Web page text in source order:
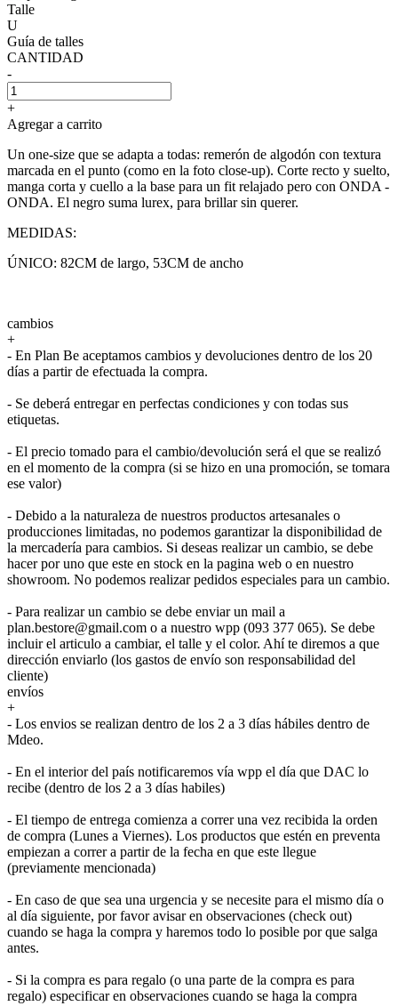
Talle
U
Guía de talles
CANTIDAD
-
+
Agregar a carrito
Un one-size que se adapta a todas: remerón de algodón con textura
marcada en el punto (como en la foto close-up). Corte recto y suelto,
manga corta y cuello a la base para un fit relajado pero con ONDA -
ONDA. El negro suma lurex, para brillar sin querer.
MEDIDAS:
ÚNICO: 82CM de largo, 53CM de ancho
cambios
+
- En Plan Be aceptamos cambios y devoluciones dentro de los 20
días a partir de efectuada la compra.
- Se deberá entregar en perfectas condiciones y con todas sus
etiquetas.
- El precio tomado para el cambio/devolución será el que se realizó
en el momento de la compra (si se hizo en una promoción, se tomara
ese valor)
- Debido a la naturaleza de nuestros productos artesanales o
producciones limitadas, no podemos garantizar la disponibilidad de
la mercadería para cambios. Si deseas realizar un cambio, se debe
hacer por uno que este en stock en la pagina web o en nuestro
showroom. No podemos realizar pedidos especiales para un cambio.
- Para realizar un cambio se debe enviar un mail a
plan.bestore@gmail.com o a nuestro wpp (093 377 065). Se debe
incluir el articulo a cambiar, el talle y el color. Ahí te diremos a que
dirección enviarlo (los gastos de envío son responsabilidad del
cliente)
envíos
+
- Los envios se realizan dentro de los 2 a 3 días hábiles dentro de
Mdeo.
- En el interior del país notificaremos vía wpp el día que DAC lo
recibe (dentro de los 2 a 3 días habiles)
- El tiempo de entrega comienza a correr una vez recibida la orden
de compra (Lunes a Viernes). Los productos que estén en preventa
empiezan a correr a partir de la fecha en que este llegue
(previamente mencionada)
- En caso de que sea una urgencia y se necesite para el mismo día o
al día siguiente, por favor avisar en observaciones (check out)
cuando se haga la compra y haremos todo lo posible por que salga
antes.
- Si la compra es para regalo (o una parte de la compra es para
regalo) especificar en observaciones cuando se haga la compra